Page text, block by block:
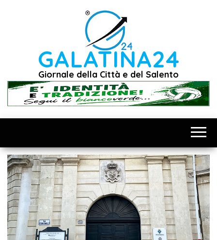
GALATINA24
Giornale della Città e del Salento